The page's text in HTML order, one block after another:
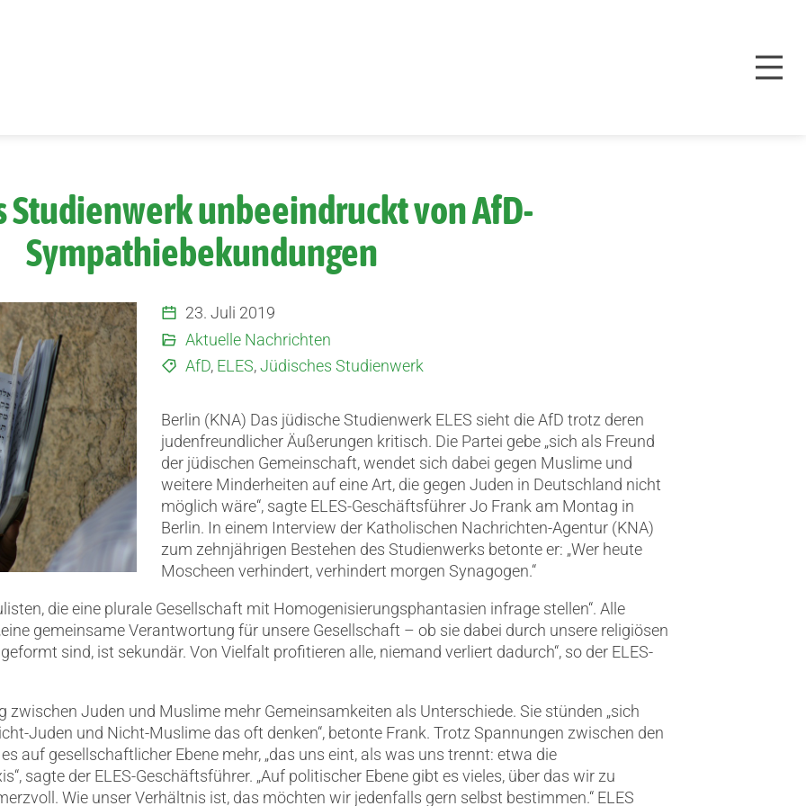
Studienwerk unbeeindruckt von AfD-
Sympathiebekundungen
23. Juli 2019
Aktuelle Nachrichten
AfD, ELES,Jüdisches Studienwerk
Berlin (KNA) Das jüdische Studienwerk ELES sieht die AfD trotz deren
judenfreundlicher Äußerungen kritisch. Die Partei gebe „sich als Freund
der jüdischen Gemeinschaft, wendet sich dabei gegen Muslime und
weitere Minderheiten auf eine Art, die gegen Juden in Deutschland nicht
möglich wäre“, sagte ELES-Geschäftsführer Jo Frank am Montag in
Berlin. In einem Interview der Katholischen Nachrichten-Agentur (KNA)
zum zehnjährigen Bestehen des Studienwerks betonte er: „Wer heute
Moscheen verhindert, verhindert morgen Synagogen.“
die eine plurale Gesellschaft mit Homogenisierungsphantasien infrage stellen“. Alle
gemeinsame Verantwortung für unsere Gesellschaft – ob sie dabei durch unsere religiösen
sind, ist sekundär. Von Vielfalt profitieren alle, niemand verliert dadurch“, so der ELES-
zwischen Juden und Muslime mehr Gemeinsamkeiten als Unterschiede. Sie stünden „sich
Juden und Nicht-Muslime das oft denken“, betonte Frank. Trotz Spannungen zwischen den
auf gesellschaftlicher Ebene mehr, „das uns eint, als was uns trennt: etwa die
sagte der ELES-Geschäftsführer. „Auf politischer Ebene gibt es vieles, über das wir zu
Wie unser Verhältnis ist, das möchten wir jedenfalls gern selbst bestimmen.“ ELES